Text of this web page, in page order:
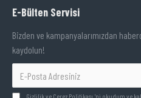
E-Bülten Servisi
Bizden ve kampanyalarımızdan
kaydolun!
Gizlilik ve Çerez Politikası 'ni okudum ve